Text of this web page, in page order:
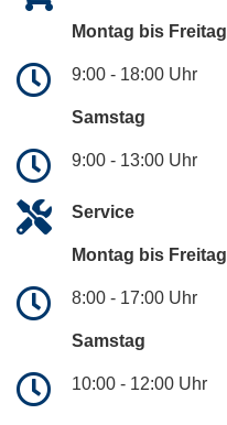
Montag bis Freitag
9:00 - 18:00 Uhr
Samstag
9:00 - 13:00 Uhr
Service
Montag bis Freitag
8:00 - 17:00 Uhr
Samstag
10:00 - 12:00 Uhr